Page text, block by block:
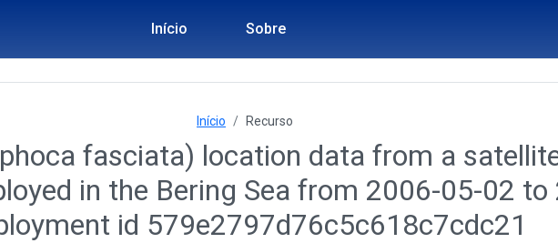
Início Sobre
Início Recurso
fasciata) location data from a
in the Bering Sea from 2006-05-02 to
id 579e2797d76c5c618c7cdc21